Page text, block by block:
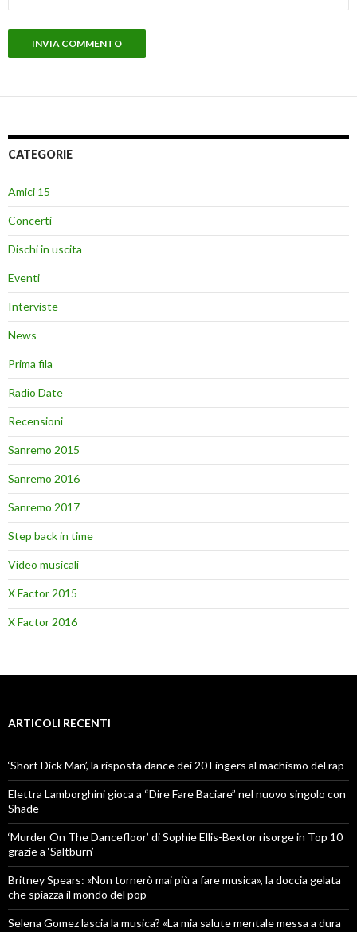
CATEGORIE
Amici 15
Concerti
Dischi in uscita
Eventi
Interviste
News
Prima fila
Radio Date
Recensioni
Sanremo 2015
Sanremo 2016
Sanremo 2017
Step back in time
Video musicali
X Factor 2015
X Factor 2016
ARTICOLI RECENTI
‘Short Dick Man’, la risposta dance dei 20 Fingers al machismo del rap
Elettra Lamborghini gioca a “Dire Fare Baciare” nel nuovo singolo con
Shade
‘Murder On The Dancefloor’ di Sophie Ellis-Bextor risorge in Top 10
grazie a ‘Saltburn’
Britney Spears: «Non tornerò mai più a fare musica», la doccia gelata
che spiazza il mondo del pop
Selena Gomez lascia la musica? «La mia salute mentale messa a dura